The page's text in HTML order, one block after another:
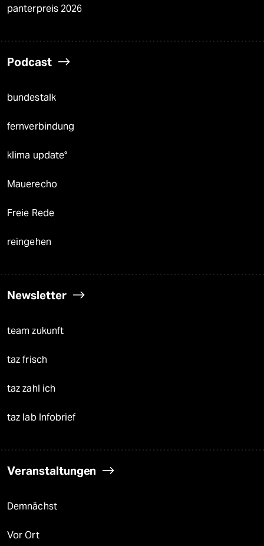
panterpreis 2026
Podcast
bundestalk
fernverbindung
klima update°
Mauerecho
Freie Rede
reingehen
Newsletter
team zukunft
taz frisch
taz zahl ich
taz lab Infobrief
Veranstaltungen
Demnächst
Vor Ort